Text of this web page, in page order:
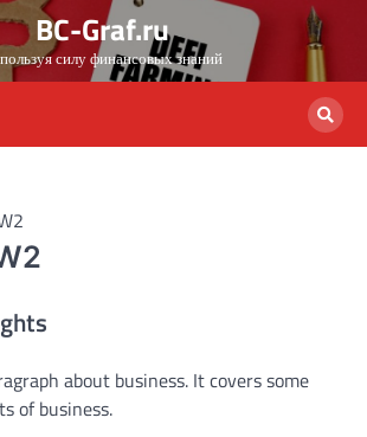
BC-Graf.ru
силу финансовых знаний
about business. It covers some
of business.